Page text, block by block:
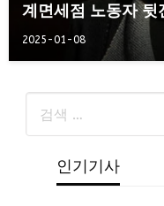
계면세점 노동자 뒷
2025-01-08
인기기사